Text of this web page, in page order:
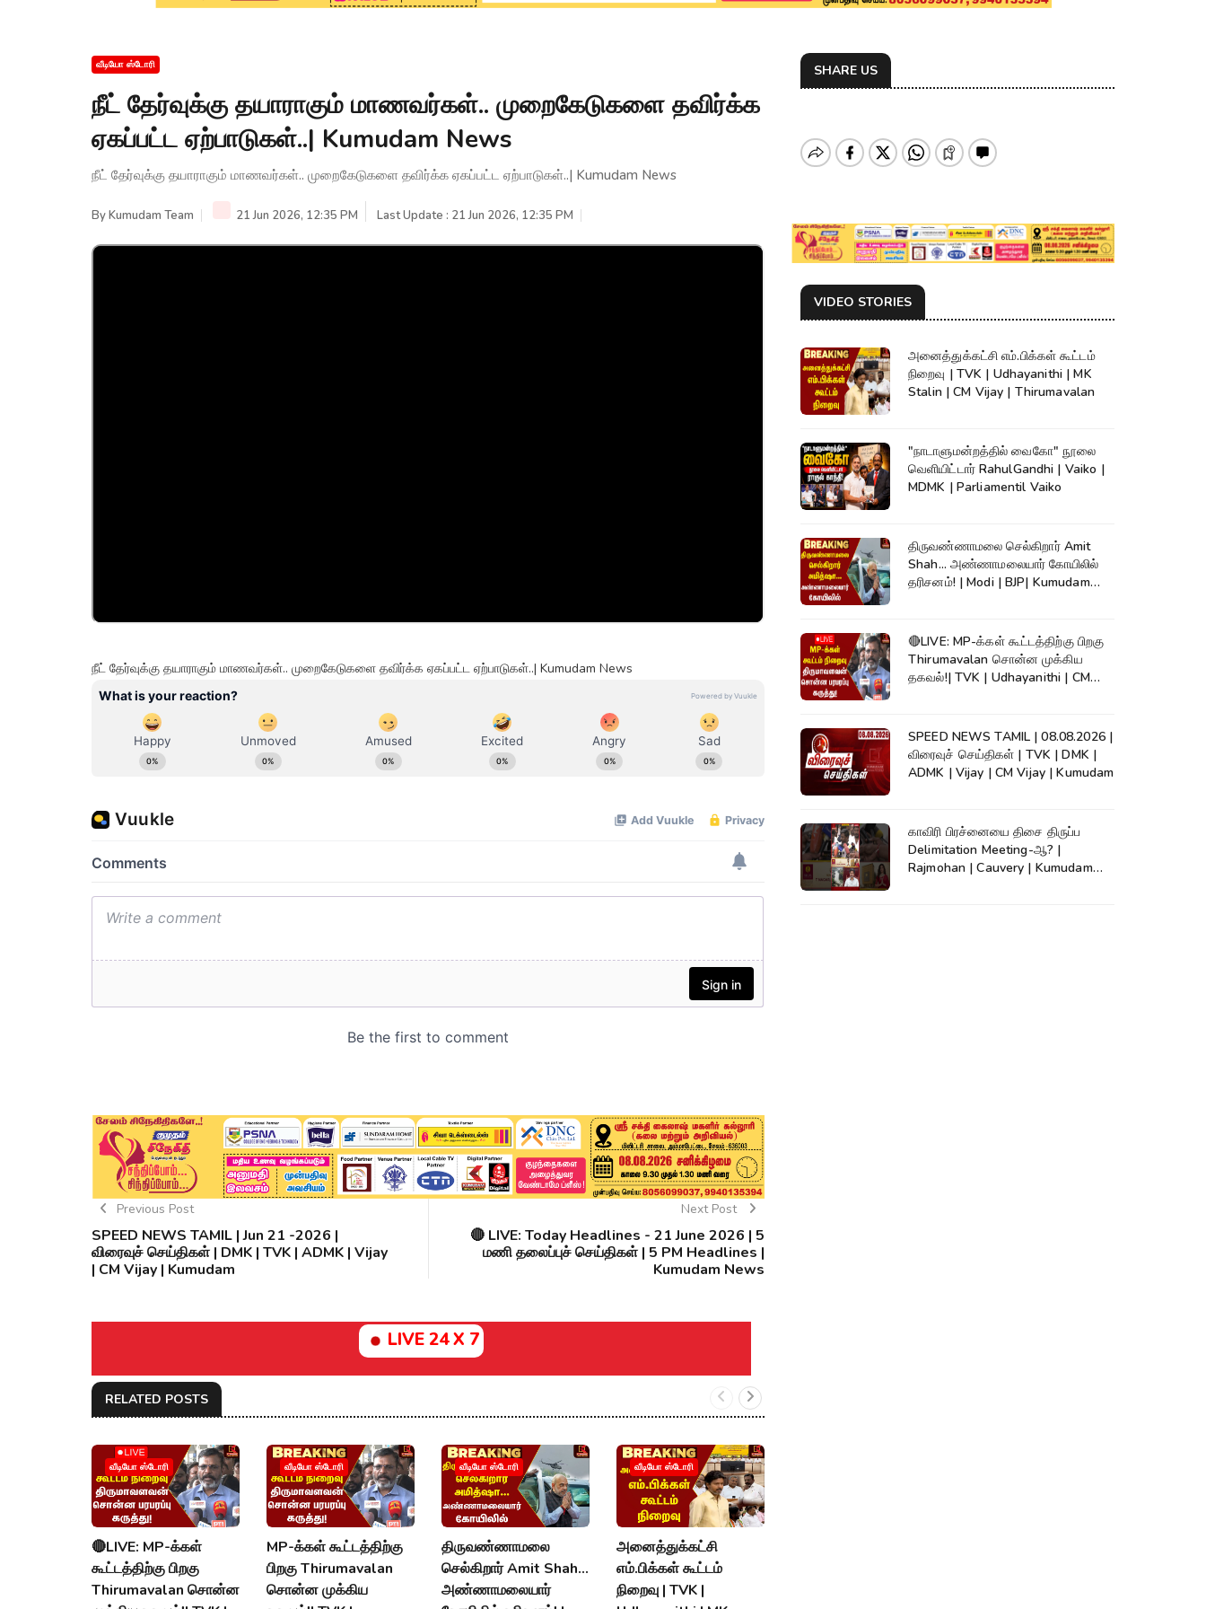
வீடியோ ஸ்டோரி
நீட் தேர்வுக்கு தயாராகும் மாணவர்கள்.. முறைகேடுகளை தவிர்க்க
ஏகப்பட்ட ஏற்பாடுகள்..| Kumudam News
நீட் தேர்வுக்கு தயாராகும் மாணவர்கள்.. முறைகேடுகளை தவிர்க்க ஏகப்பட்ட ஏற்பாடுகள்..| Kumudam News
ByKumudam Team 21 Jun 2026, 12:35 PM Last Update : 21 Jun 2026, 12:35 PM
நீட் தேர்வுக்கு தயாராகும் மாணவர்கள்.. முறைகேடுகளை தவிர்க்க ஏகப்பட்ட ஏற்பாடுகள்..| Kumudam News
Previous Post
SPEED NEWS TAMIL | Jun 21 -2026 |
விரைவுச் செய்திகள் | DMK | TVK | ADMK | Vijay
| CM Vijay | Kumudam
Next Post
🔴 LIVE: Today Headlines - 21 June 2026 | 5
மணி தலைப்புச் செய்திகள் | 5 PM Headlines |
Kumudam News
LIVE 24 X 7
RELATED POSTS
வீடியோ ஸ்டோரி
🔴LIVE: MP-க்கள்
கூட்டத்திற்கு பிறகு
Thirumavalan சொன்ன
வீடியோ ஸ்டோரி
MP-க்கள் கூட்டத்திற்கு
பிறகு Thirumavalan
சொன்ன முக்கிய
வீடியோ ஸ்டோரி
திருவண்ணாமலை
செல்கிறார் Amit Shah...
அண்ணாமலையார்
வீடியோ ஸ்டோரி
அனைத்துக்கட்சி
எம்.பிக்கள் கூட்டம்
நிறைவு | TVK |
SHARE US
VIDEO STORIES
அனைத்துக்கட்சி எம்.பிக்கள் கூட்டம்
நிறைவு | TVK | Udhayanithi | MK
Stalin | CM Vijay | Thirumavalan
"நாடாளுமன்றத்தில் வைகோ" நூலை
வெளியிட்டார் RahulGandhi | Vaiko |
MDMK | Parliamentil Vaiko
திருவண்ணாமலை செல்கிறார் Amit
Shah... அண்ணாமலையார் கோயிலில்
தரிசனம்! | Modi | BJP| Kumudam
🔴LIVE: MP-க்கள் கூட்டத்திற்கு பிறகு
Thirumavalan சொன்ன முக்கிய
தகவல்!| TVK | Udhayanithi | CM
SPEED NEWS TAMIL | 08.08.2026 |
விரைவுச் செய்திகள் | TVK | DMK |
ADMK | Vijay | CM Vijay | Kumudam
காவிரி பிரச்னையை திசை திருப்ப
Delimitation Meeting-ஆ? |
Rajmohan | Cauvery | Kumudam